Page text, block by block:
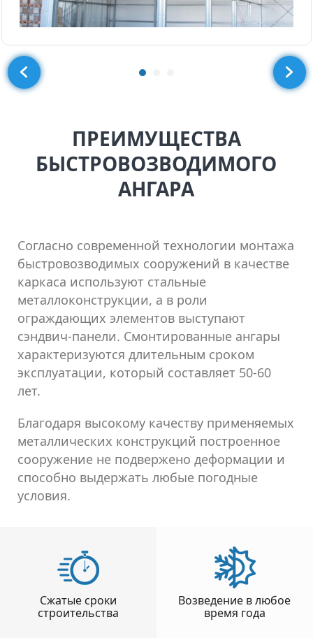
ПРЕИМУЩЕСТВА
БЫСТРОВОЗВОДИМОГО
АНГАРА
Согласно современной технологии монтажа
быстровозводимых сооружений в качестве
каркаса используют стальные
металлоконструкции, а в роли
ограждающих элементов выступают
сэндвич-панели. Смонтированные ангары
характеризуются длительным сроком
эксплуатации, который составляет 50-60
лет.
Благодаря высокому качеству применяемых
металлических конструкций построенное
сооружение не подвержено деформации и
способно выдержать любые погодные
условия.
Сжатые сроки
строительства
Возведение в любое
время года